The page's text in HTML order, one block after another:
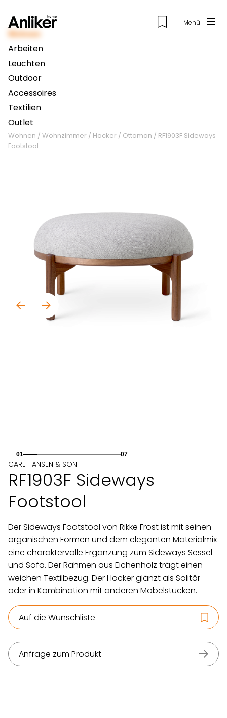
Menü
Wohnen
Arbeiten
Leuchten
Outdoor
Accessoires
Textilien
Outlet
Wohnen / Wohnzimmer / Hocker / Ottoman / RF1903F Sideways
Footstool
01 07
CARL HANSEN & SON
RF1903F Sideways
Footstool
Der Sideways Footstool von Rikke Frost ist mit seinen
organischen Formen und dem eleganten Materialmix
eine charaktervolle Ergänzung zum Sideways Sessel
und Sofa. Der Rahmen aus Eichenholz trägt einen
weichen Textilbezug. Der Hocker glänzt als Solitär
oder in Kombination mit anderen Möbelstücken.
Auf die Wunschliste
Anfrage zum Produkt